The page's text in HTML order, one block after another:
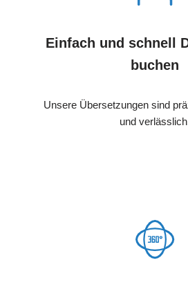
Einfach und schnell
buchen
Unsere Übersetzungen sind
und